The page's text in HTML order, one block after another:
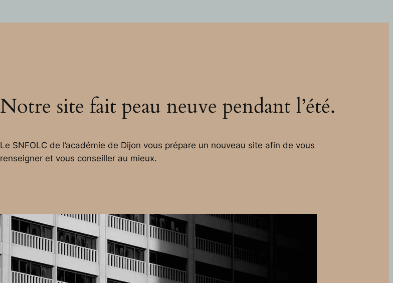
Notre site fait peau neuve pendant l’été.
Le SNFOLC de l’académie de Dijon vous prépare un nouveau site afin de vous
renseigner et vous conseiller au mieux.